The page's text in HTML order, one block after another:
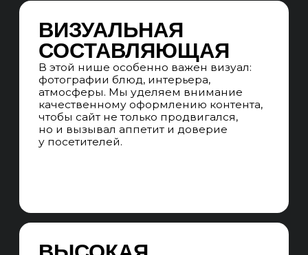
степень конкуренции,
сформированность выдачи
и возможности для SEO-продвижения.
АНАЛИЗ КОНКУРЕНТОВ
Анализируем сайты конкурентов-
лидеров в поисковом пространстве
по всей РФ, собирая лучшие решения
для страниц каталога и карточек
товаров
и количеством запросов. Учитываем